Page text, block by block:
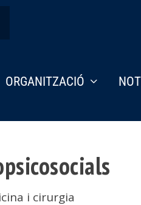
ORGANITZACIÓ
i cirurgia